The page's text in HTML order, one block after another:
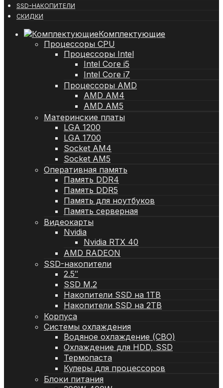
SSD-НАКОПИТЕЛИ
СКИДКИ
Комплектующие
Процессоры CPU
Процессоры Intel
Intel Core i5
Intel Core i7
Процессоры AMD
AMD AM4
AMD AM5
Материнские платы
LGA 1200
LGA 1700
Socket AM4
Socket AM5
Оперативная память
Память DDR4
Память DDR5
Память для ноутбуков
Память серверная
Видеокарты
Nvidia
Nvidia RTX 40
AMD RADEON
SSD-накопители
2.5″
SSD M.2
Накопители SSD на 1TB
Накопители SSD на 2TB
Корпуса
Системы охлаждения
Водяное охлаждение (СВО)
Охлаждение для HDD, SSD
Термопаста
Кулеры для процессоров
Блоки питания